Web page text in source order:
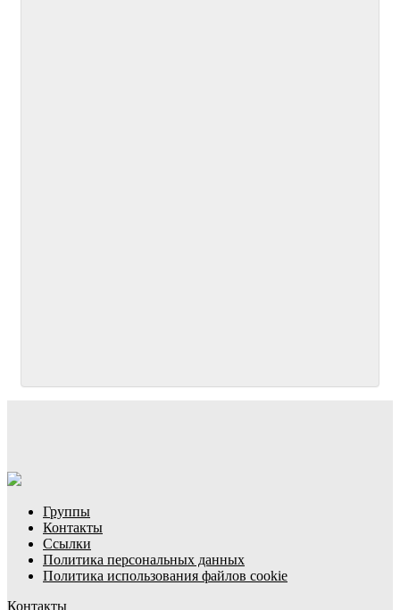
Группы
Контакты
Ссылки
Политика персональных данных
Политика использования файлов cookie
Контакты